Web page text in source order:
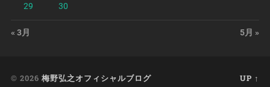
29 30
« 3月 5月 »
© 2026 梅野弘之オフィシャルブログ UP ↑